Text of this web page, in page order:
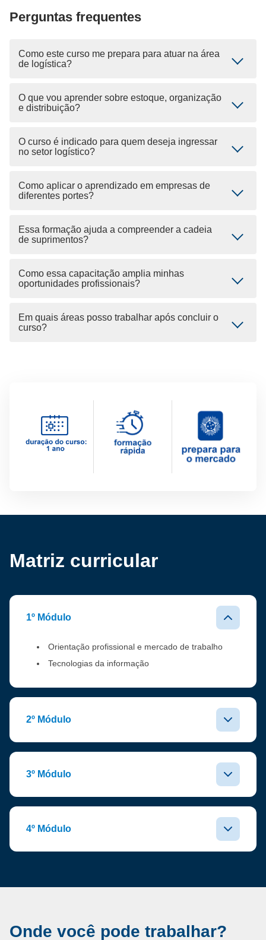
Perguntas frequentes
Como este curso me prepara para atuar na área
de logística?
O que vou aprender sobre estoque, organização
e distribuição?
O curso é indicado para quem deseja ingressar
no setor logístico?
Como aplicar o aprendizado em empresas de
diferentes portes?
Essa formação ajuda a compreender a cadeia
de suprimentos?
Como essa capacitação amplia minhas
oportunidades profissionais?
Em quais áreas posso trabalhar após concluir o
curso?
Matriz curricular
1º Módulo
Orientação profissional e mercado de trabalho
Tecnologias da informação
2º Módulo
3º Módulo
4º Módulo
Onde você pode trabalhar?